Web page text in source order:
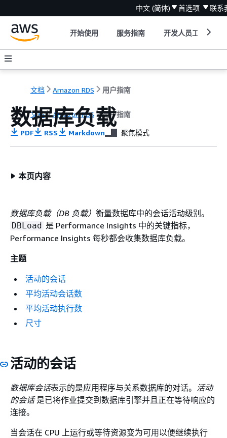
中文 (简体) 首选项 联系
开始使用 服务指南 开发人员工具
文档 Amazon RDS 用户指南
文档 Amazon RDS 用户指南
数据库负载
PDF RSS Markdown 聚焦模式
本页内容
数据库负载（DB 负载） 衡量数据库中的会话活动级别。
DBLoad 是 Performance Insights 中的关键指标，
Performance Insights 每秒都会收集数据库负载。
主题
活动的会话
平均活动会话数
平均活动执行数
尺寸
活动的会话
数据库会话表示的是应用程序与关系数据库的对话。 活动
的会话是已将作业提交到数据库引擎并且正在等待响应的
连接。
当会话在 CPU 上运行或等待资源变为可用以便继续执行